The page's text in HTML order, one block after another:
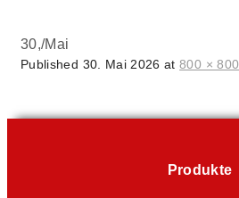
30,/Mai
Published 30. Mai 2026 at800 × 800
Produkte